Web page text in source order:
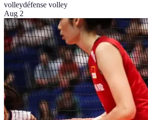
volleydéfense volley
Aug 2